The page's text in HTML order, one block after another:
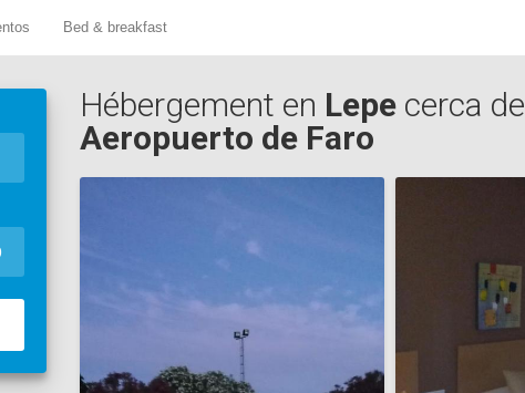
Bed & breakfast
Hébergement en Lepecerca de
Aeropuerto de Faro